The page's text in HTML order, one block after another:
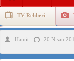
TV Rehberi
Uygurlarda Düğün ve
Hamit 20 Nisan